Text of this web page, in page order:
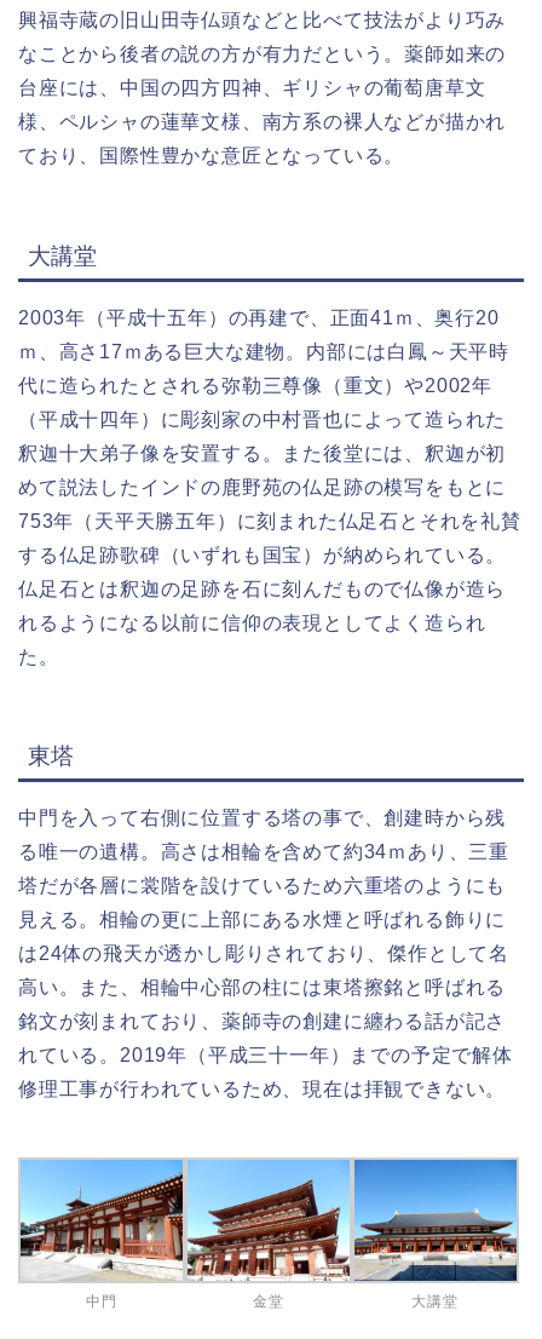
興福寺蔵の旧山田寺仏頭などと比べて技法がより巧み
なことから後者の説の方が有力だという。薬師如来の
台座には、中国の四方四神、ギリシャの葡萄唐草文
様、ペルシャの蓮華文様、南方系の裸人などが描かれ
ており、国際性豊かな意匠となっている。
大講堂
2003年（平成十五年）の再建で、正面41ｍ、奥行20
ｍ、高さ17ｍある巨大な建物。内部には白鳳～天平時
代に造られたとされる弥勒三尊像（重文）や2002年
（平成十四年）に彫刻家の中村晋也によって造られた
釈迦十大弟子像を安置する。また後堂には、釈迦が初
めて説法したインドの鹿野苑の仏足跡の模写をもとに
753年（天平天勝五年）に刻まれた仏足石とそれを礼賛
する仏足跡歌碑（いずれも国宝）が納められている。
仏足石とは釈迦の足跡を石に刻んだもので仏像が造ら
れるようになる以前に信仰の表現としてよく造られ
た。
東塔
中門を入って右側に位置する塔の事で、創建時から残
る唯一の遺構。高さは相輪を含めて約34ｍあり、三重
塔だが各層に裳階を設けているため六重塔のようにも
見える。相輪の更に上部にある水煙と呼ばれる飾りに
は24体の飛天が透かし彫りされており、傑作として名
高い。また、相輪中心部の柱には東塔擦銘と呼ばれる
銘文が刻まれており、薬師寺の創建に纏わる話が記さ
れている。2019年（平成三十一年）までの予定で解体
修理工事が行われているため、現在は拝観できない。
中門 金堂 大講堂